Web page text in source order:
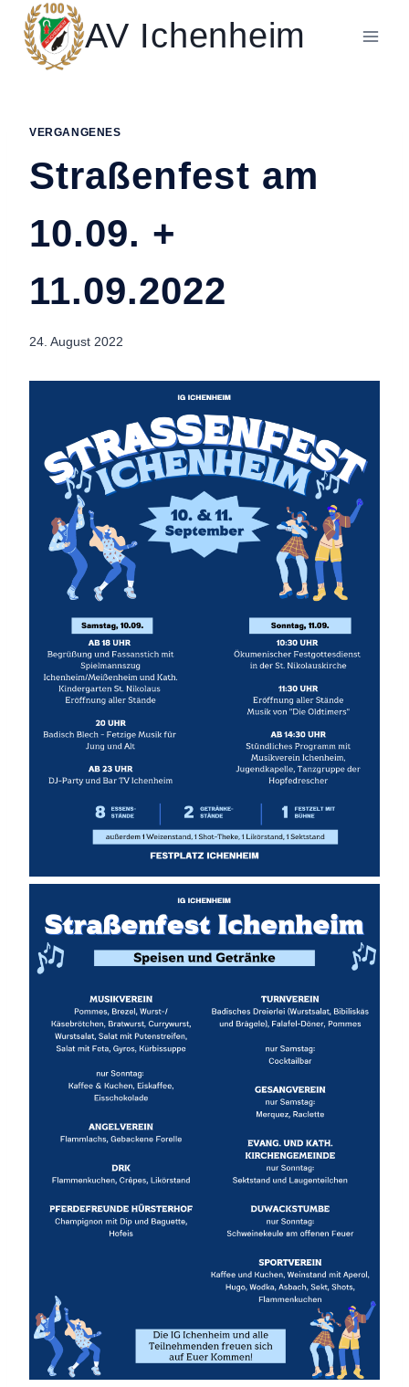
Zum
Inhalt
springen
AV Ichenheim
VERGANGENES
Straßenfest am
10.09. +
11.09.2022
24. August 2022